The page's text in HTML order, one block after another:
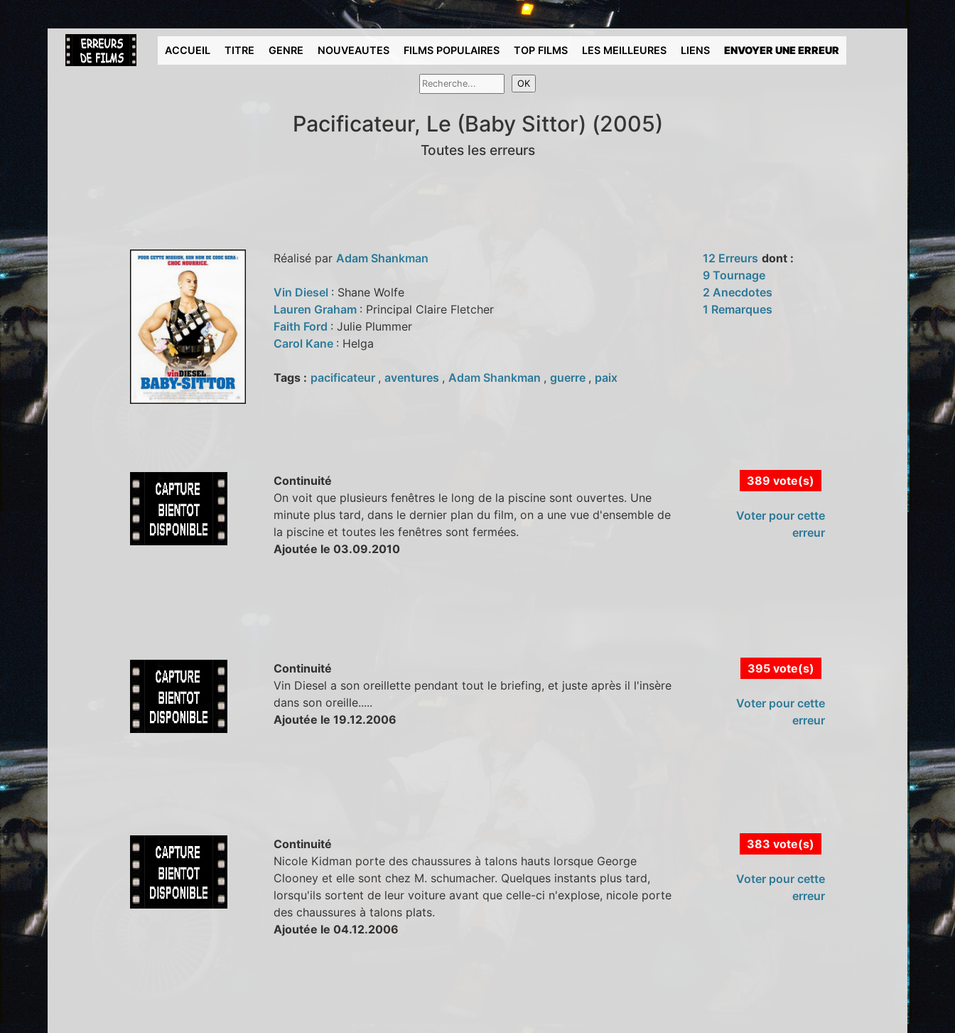
ACCUEIL TITRE GENRE NOUVEAUTES FILMS POPULAIRES TOP FILMS LES MEILLEURES LIENS ENVOYER UNE ERREUR
Pacificateur, Le (Baby Sittor) (2005)
Toutes les erreurs
Réalisé par Adam Shankman
Vin Diesel : Shane Wolfe
Lauren Graham : Principal Claire Fletcher
Faith Ford : Julie Plummer
Carol Kane : Helga
Tags : pacificateur , aventures , Adam Shankman , guerre , paix
12 Erreurs dont :
9 Tournage
2 Anecdotes
1 Remarques
Continuité
On voit que plusieurs fenêtres le long de la piscine sont ouvertes. Une
minute plus tard, dans le dernier plan du film, on a une vue d'ensemble de
la piscine et toutes les fenêtres sont fermées.
Ajoutée le 03.09.2010
389 vote(s)
Voter pour cette
erreur
Continuité
Vin Diesel a son oreillette pendant tout le briefing, et juste après il l'insère
dans son oreille.....
Ajoutée le 19.12.2006
395 vote(s)
Voter pour cette
erreur
Continuité
Nicole Kidman porte des chaussures à talons hauts lorsque George
Clooney et elle sont chez M. schumacher. Quelques instants plus tard,
lorsqu'ils sortent de leur voiture avant que celle-ci n'explose, nicole porte
des chaussures à talons plats.
Ajoutée le 04.12.2006
383 vote(s)
Voter pour cette
erreur